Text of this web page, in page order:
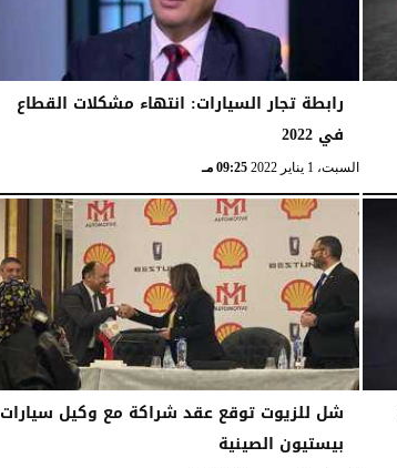
رابطة تجار السيارات: انتهاء مشكلات القطاع
في 2022
السبت، 1 يناير 2022 09:25 مـ
شل للزيوت توقع عقد شراكة مع وكيل سيارات
بيستيون الصينية